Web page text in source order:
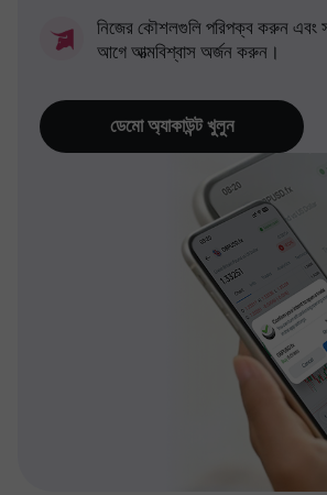
নিজের কৌশলগুলি পরিপক্ব করুন এবং
আগে আত্মবিশ্বাস অর্জন করুন।
ডেমো অ্যাকাউন্ট খুলুন